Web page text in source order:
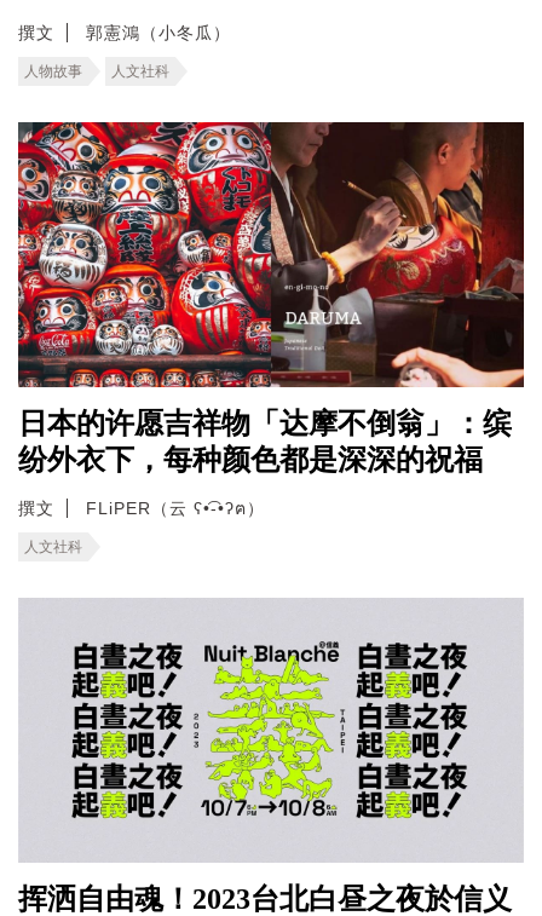
撰文 郭憲鴻（小冬瓜）
人物故事 人文社科
日本的许愿吉祥物「达摩不倒翁」：缤
纷外衣下，每种颜色都是深深的祝福
撰文 FLiPER（云 ʕ•͡-•ʔฅ）
人文社科
挥洒自由魂！2023台北白昼之夜於信义